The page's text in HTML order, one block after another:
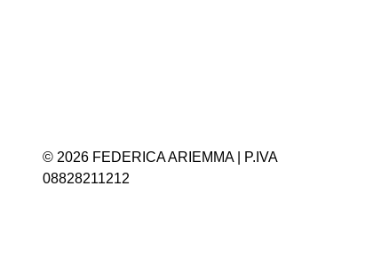
© 2026 FEDERICA ARIEMMA | P.IVA
08828211212